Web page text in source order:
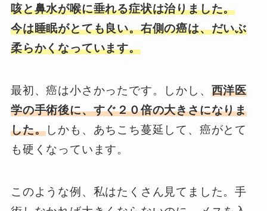
咳と鼻水が喉に垂れる症状は治りました。
今は睡眠がとても良い。右側の癌は、だいぶ
柔らかくなっています。
最初、癌は小さかったです。しかし、 西洋医
学の手術後に、すぐ２０倍の大きさになりま
した。しかも、あちこち蔓延して、癌がとて
も硬くなっています。
このような例、私はたくさん見てました。手